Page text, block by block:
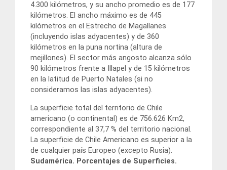
4.300 kilómetros, y su ancho promedio es de 177
kilómetros. El ancho máximo es de 445
kilómetros en el Estrecho de Magallanes
(incluyendo islas adyacentes) y de 360
kilómetros en la puna nortina (altura de
mejillones). El sector más angosto alcanza sólo
90 kilómetros frente a Illapel y de 15 kilómetros
en la latitud de Puerto Natales (si no
consideramos las islas adyacentes).
La superficie total del territorio de Chile
americano (o continental) es de 756.626 Km2,
correspondiente al 37,7 % del territorio nacional.
La superficie de Chile Americano es superior a la
de cualquier país Europeo (excepto Rusia).
Sudamérica. Porcentajes de Superficies.